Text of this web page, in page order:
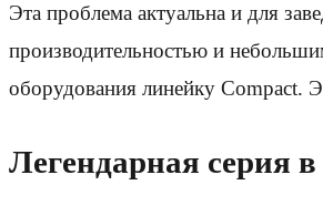
Эта проблема актуальна и для
производительностью и
оборудования линейку Compact.
Легендарная серия